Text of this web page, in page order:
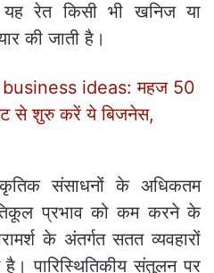
रेत किसी भी खनिज या
की जाती है।
ideas: महज 50
से शुरु करें ये बिजनेस,
संसाधनों के अधिकतम
प्रभाव को कम करने के
के अंतर्गत सतत व्यवहारों
पारिस्थितिकीय संतुलन पर